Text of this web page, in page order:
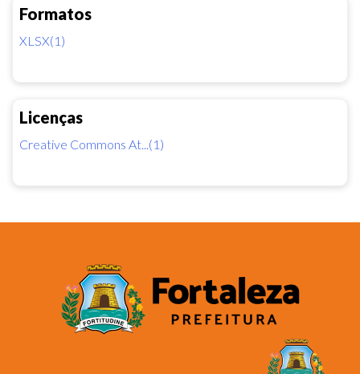
Formatos
XLSX(1)
Licenças
Creative Commons At...(1)